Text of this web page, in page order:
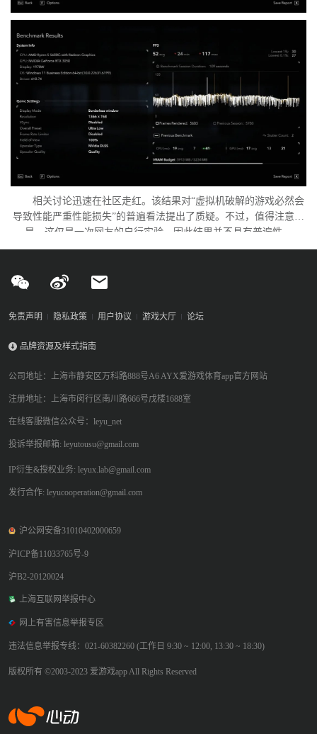
相关讨论迅速在社区走红。该结果对“虚拟机破解的游戏必然会
导致性能严重性能损失”的普遍看法提出了质疑。不过，值得注意的
是，这仅是一次网友的自行实验，因此结果并不具有普遍性。
免责声明 隐私政策 用户协议 游戏大厅 论坛
品牌资源及样式指南
公司地址：上海市静安区万科路888号A6 AYX爱游戏体育app官方网站
注册地址：上海市闵行区南川路666号戊楼1688室
在线客服微信公众号：leyu_net
投诉举报邮箱: leyutousu@gmail.com
IP衍生&授权业务: leyux.lab@gmail.com
发行合作: leyucooperation@gmail.com
沪公网安备31010402000659
沪ICP备11033765号-9
沪B2-20120024
上海互联网举报中心
网上有害信息举报专区
违法信息举报专线：021-60382260 (工作日 9:30 ~ 12:00, 13:30 ~ 18:30)
版权所有 ©2003-2023 爱游戏app All Rights Reserved
爱游戏app体育